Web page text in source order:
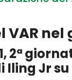
VAR
2ª
Jr su